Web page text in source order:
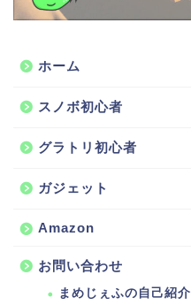
ホーム
スノボ初心者
グラトリ初心者
ガジェット
Amazon
お問い合わせ
まめじぇふの自己紹介